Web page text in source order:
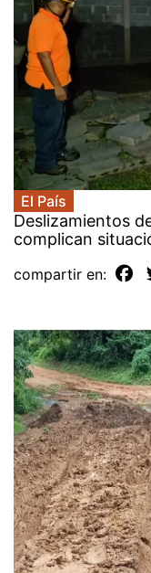
El País
Deslizamientos
complican
compartir en: